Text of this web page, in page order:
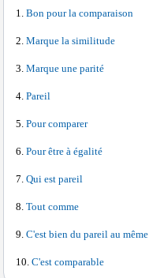
Bon pour la comparaison
Marque la similitude
Marque une parité
Pareil
Pour comparer
Pour être à égalité
Qui est pareil
Tout comme
C'est bien du pareil au même
C'est comparable